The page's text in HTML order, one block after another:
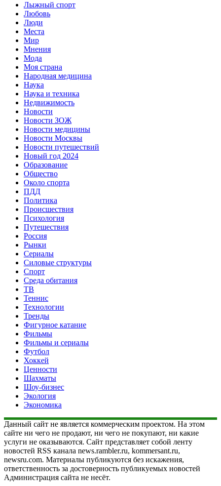
Лыжный спорт
Любовь
Люди
Места
Мир
Мнения
Мода
Моя страна
Народная медицина
Наука
Наука и техника
Недвижимость
Новости
Новости ЗОЖ
Новости медицины
Новости Москвы
Новости путешествий
Новый год 2024
Образование
Общество
Около спорта
ПДД
Политика
Происшествия
Психология
Путешествия
Россия
Рынки
Сериалы
Силовые структуры
Спорт
Среда обитания
ТВ
Теннис
Технологии
Тренды
Фигурное катание
Фильмы
Фильмы и сериалы
Футбол
Хоккей
Ценности
Шахматы
Шоу-бизнес
Экология
Экономика
Данный сайт не является коммерческим проектом. На этом
сайте ни чего не продают, ни чего не покупают, ни какие
услуги не оказываются. Сайт представляет собой ленту
новостей RSS канала news.rambler.ru, kommersant.ru,
newsru.com. Материалы публикуются без искажения,
ответственность за достоверность публикуемых новостей
Администрация сайта не несёт.